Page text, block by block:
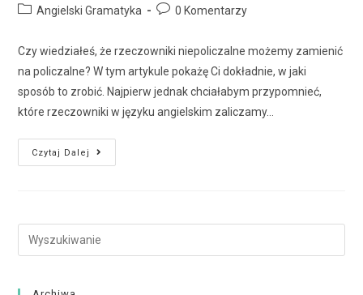
Angielski Gramatyka
0 Komentarzy
Czy wiedziałeś, że rzeczowniki niepoliczalne możemy zamienić
na policzalne? W tym artykule pokażę Ci dokładnie, w jaki
sposób to zrobić. Najpierw jednak chciałabym przypomnieć,
które rzeczowniki w języku angielskim zaliczamy…
Czytaj Dalej